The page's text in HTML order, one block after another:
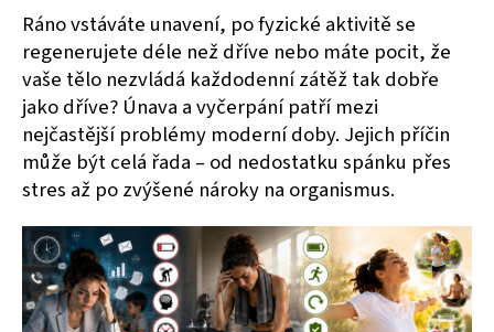
Ráno vstáváte unavení, po fyzické aktivitě se
regenerujete déle než dříve nebo máte pocit, že
vaše tělo nezvládá každodenní zátěž tak dobře
jako dříve? Únava a vyčerpání patří mezi
nejčastější problémy moderní doby. Jejich příčin
může být celá řada – od nedostatku spánku přes
stres až po zvýšené nároky na organismus.
j
e
t
e
n
a
j
í
t
?